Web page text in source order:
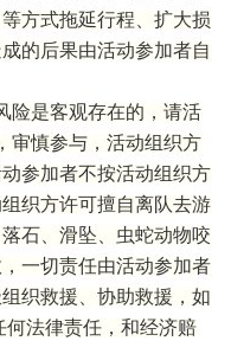
方式拖延行程、扩大损
的后果由活动参加者自
险是客观存在的，请活
审慎参与，活动组织方
参加者不按活动组织方
织方许可擅自离队去游
石、滑坠、虫蛇动物咬
一切责任由活动参加者
织救援、协助救援，如
法律责任，和经济赔